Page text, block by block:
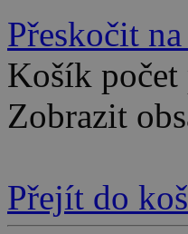
Přeskočit na
Košík počet
Zobrazit
Přejít do